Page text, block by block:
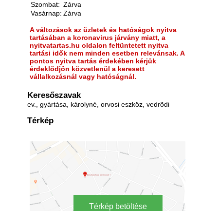
Szombat: Zárva
Vasárnap: Zárva
A változások az üzletek és hatóságok nyitva
tartásában a koronavirus járvány miatt, a
nyitvatartas.hu oldalon feltüntetett nyitva
tartási idők nem minden esetben relevánsak. A
pontos nyitva tartás érdekében kérjük
érdeklődjön közvetlenül a keresett
vállalkozásnál vagy hatóságnál.
Keresőszavak
ev., gyártása, károlyné, orvosi eszköz, vedrõdi
Térkép
Térkép betöltése